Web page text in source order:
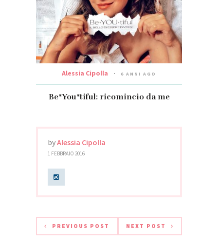
Alessia Cipolla 6 ANNI AGO
Be*You*tiful: ricomincio da me
byAlessia Cipolla
1 FEBBRAIO 2016
PREVIOUS POST NEXT POST